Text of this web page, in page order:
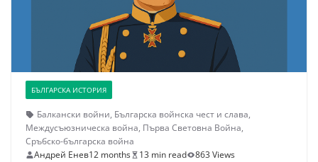
БЪЛГАРСКА ИСТОРИЯ
Балкански войни, Българска войнска чест и слава,
Междусъюзническа война, Първа Световна Война,
Сръбско-българска война
Андрей Енев12 months 13 min read 863 Views